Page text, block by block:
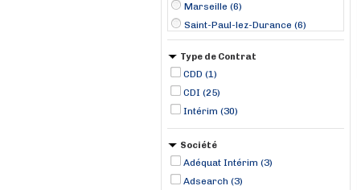
Marseille (6)
Saint-Paul-lez-Durance (6)
Aix-en-Provence (5)
Marignane (4)
Vitrolles (4)
Châteaurenard (3)
Rousset (3)
Type de Contrat
CDD (1)
CDI (25)
Intérim (30)
Société
Adéquat Intérim (3)
Adsearch (3)